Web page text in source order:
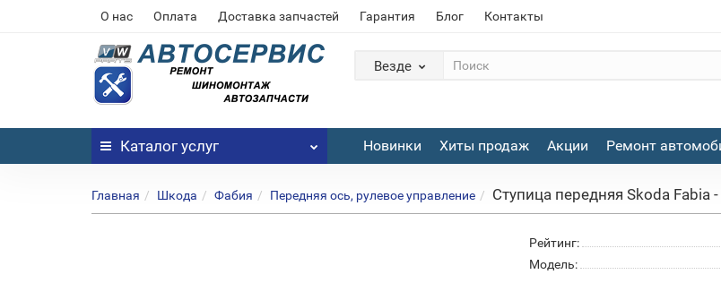
О нас Оплата Доставка запчастей Гарантия Блог Контакты
Везде
Каталог услуг Новинки Хиты продаж Акции Ремонт
Главная Шкода Фабия Передняя ось, рулевое управление Ступица передняя Skoda Fabia
Рейтинг:
Модель: